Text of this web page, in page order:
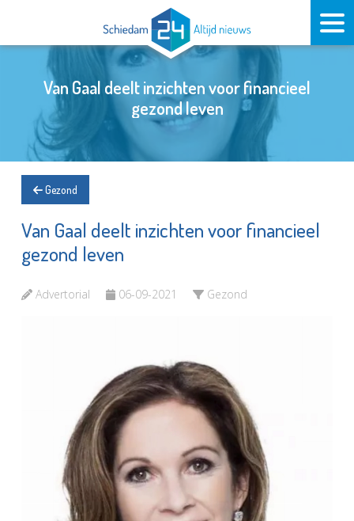
Van Gaal deelt inzichten voor financieel
gezond leven
Gezond
Van Gaal deelt inzichten voor financieel
gezond leven
Advertorial 06-09-2021 Gezond